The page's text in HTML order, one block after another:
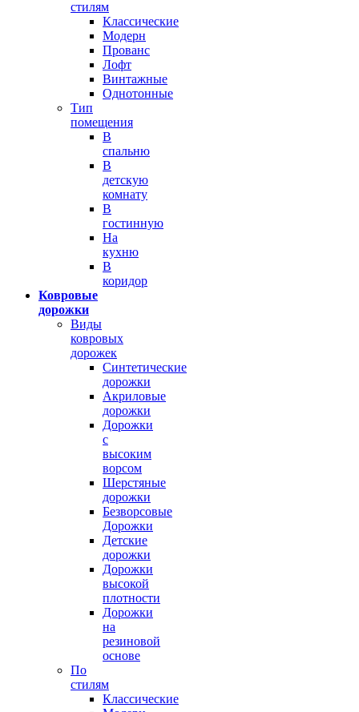
стилям
Классические
Модерн
Прованс
Лофт
Винтажные
Однотонные
Тип
помещения
В
спальню
В
детскую
комнату
В
гостинную
На
кухню
В
коридор
Ковровые
дорожки
Виды
ковровых
дорожек
Синтетические
дорожки
Акриловые
дорожки
Дорожки
с
высоким
ворсом
Шерстяные
дорожки
Безворсовые
Дорожки
Детские
дорожки
Дорожки
высокой
плотности
Дорожки
на
резиновой
основе
По
стилям
Классические